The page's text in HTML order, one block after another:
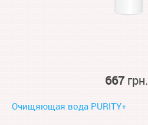
667грн.
Очищяющая вода PURITY+